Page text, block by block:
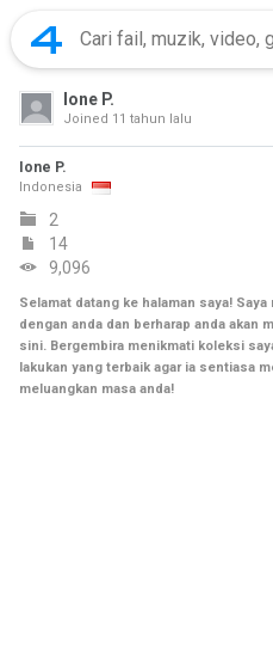
Ione P.
Joined 11 tahun lalu
Ione P.
Indonesia
2
14
9,096
Selamat datang ke halaman saya!
dengan anda dan berharap anda akan
sini. Bergembira menikmati koleksi
lakukan yang terbaik agar ia sentiasa
meluangkan masa anda!